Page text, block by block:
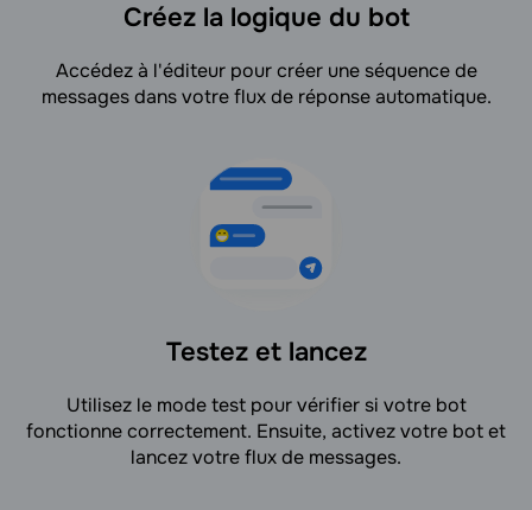
Créez la logique du bot
Accédez à l'éditeur pour créer une séquence de
messages dans votre flux de réponse automatique.
Testez et lancez
Utilisez le mode test pour vérifier si votre bot
fonctionne correctement. Ensuite, activez votre bot et
lancez votre flux de messages.